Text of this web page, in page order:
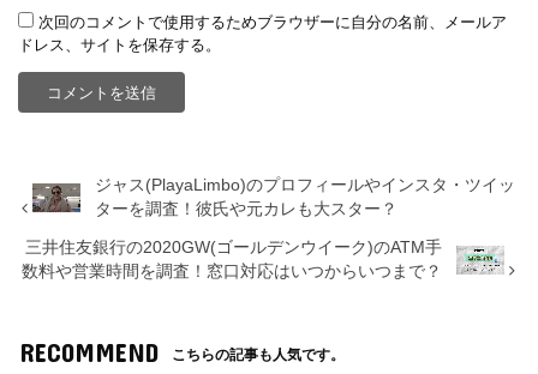
次回のコメントで使用するためブラウザーに自分の名前、メールア
ドレス、サイトを保存する。
ジャス(PlayaLimbo)のプロフィールやインスタ・ツイッ
ターを調査！彼氏や元カレも大スター？
三井住友銀行の2020GW(ゴールデンウイーク)のATM手
数料や営業時間を調査！窓口対応はいつからいつまで？
RECOMMEND こちらの記事も人気です。